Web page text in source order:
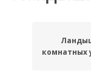
комнатных